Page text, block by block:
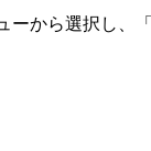
から選択し、